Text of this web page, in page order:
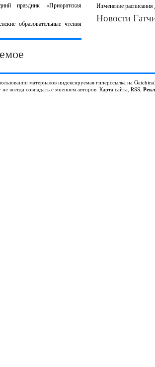
праздник «Приоратская
образовательные чтения
Изменение
Новости
материалов индексируемая гиперссылка на
всегда совпадать с мнением авторов. Карта сайта, RSS,